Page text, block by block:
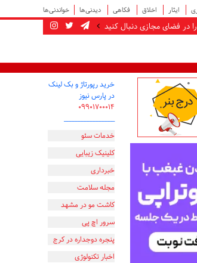
ایثار اخلاق فکاهی دیدنی‌ها خواندنی‌ها
در فضای مجازی دنبال کنید
خرید رپورتاژ و بک لینک
در پارس نیوز
۰۹۹۰۱۷۰۰۰۱۴
_________________
خدمات سئو
کلینیک زیبایی
خبرداری
مجله سلامت
کاشت مو در مشهد
سرور اچ پی
پنجره دوجداره در کرج
اخبار تکنولوژی